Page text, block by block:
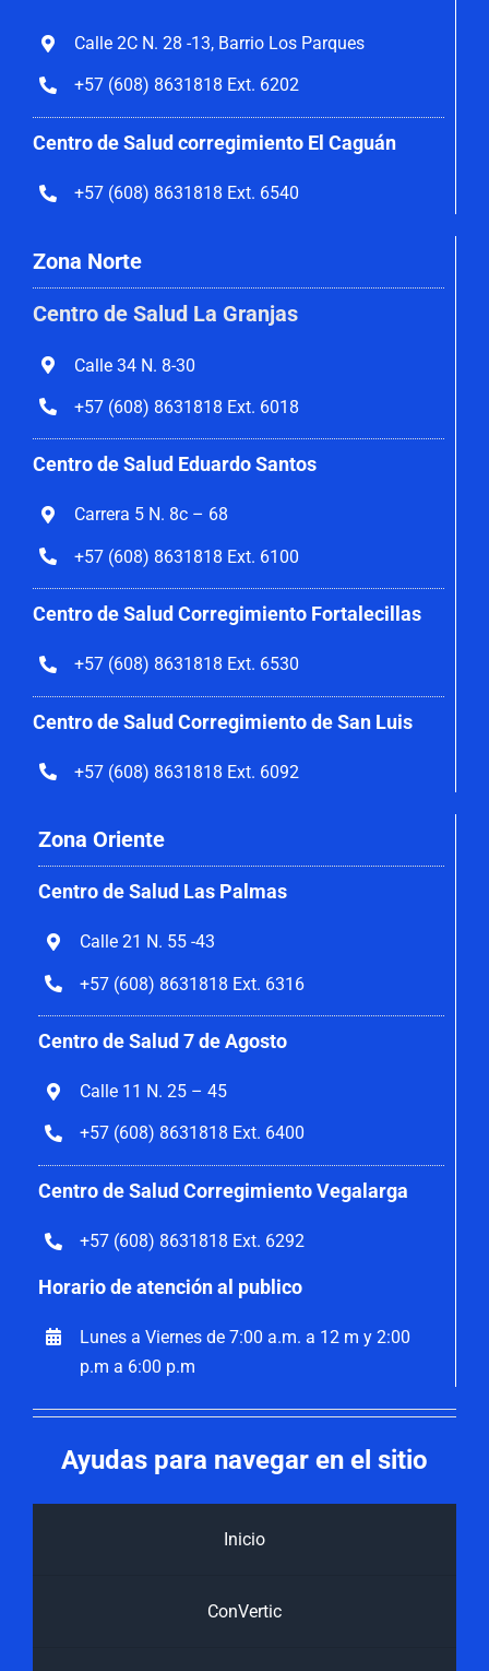
Calle 2C N. 28 -13, Barrio Los Parques
+57 (608) 8631818 Ext. 6202
Centro de Salud corregimiento El Caguán
+57 (608) 8631818 Ext. 6540
Zona Norte
Centro de Salud La Granjas
Calle 34 N. 8-30
+57 (608) 8631818 Ext. 6018
Centro de Salud Eduardo Santos
Carrera 5 N. 8c – 68
+57 (608) 8631818 Ext. 6100
Centro de Salud Corregimiento Fortalecillas
+57 (608) 8631818 Ext. 6530
Centro de Salud Corregimiento de San Luis
+57 (608) 8631818 Ext. 6092
Zona Oriente
Centro de Salud Las Palmas
Calle 21 N. 55 -43
+57 (608) 8631818 Ext. 6316
Centro de Salud 7 de Agosto
Calle 11 N. 25 – 45
+57 (608) 8631818 Ext. 6400
Centro de Salud Corregimiento Vegalarga
+57 (608) 8631818 Ext. 6292
Horario de atención al publico
Lunes a Viernes de 7:00 a.m. a 12 m y 2:00
p.m a 6:00 p.m
Ayudas para navegar en el sitio
Inicio
ConVertic